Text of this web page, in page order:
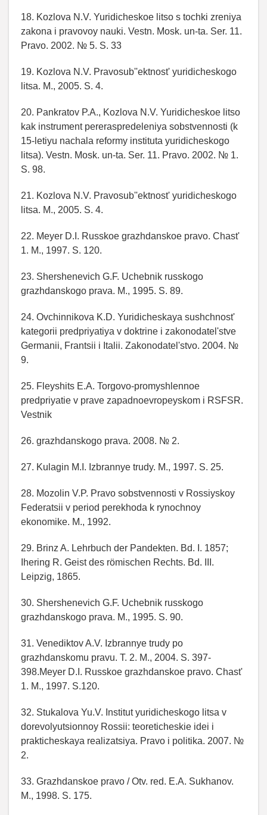
18. Kozlova N.V. Yuridicheskoe litso s tochki zreniya
zakona i pravovoy nauki. Vestn. Mosk. un-ta. Ser. 11.
Pravo. 2002. № 5. S. 33
19. Kozlova N.V. Pravosub''ektnost' yuridicheskogo
litsa. M., 2005. S. 4.
20. Pankratov P.A., Kozlova N.V. Yuridicheskoe litso
kak instrument pereraspredeleniya sobstvennosti (k
15-letiyu nachala reformy instituta yuridicheskogo
litsa). Vestn. Mosk. un-ta. Ser. 11. Pravo. 2002. № 1.
S. 98.
21. Kozlova N.V. Pravosub''ektnost' yuridicheskogo
litsa. M., 2005. S. 4.
22. Meyer D.I. Russkoe grazhdanskoe pravo. Chast'
1. M., 1997. S. 120.
23. Shershenevich G.F. Uchebnik russkogo
grazhdanskogo prava. M., 1995. S. 89.
24. Ovchinnikova K.D. Yuridicheskaya sushchnost'
kategorii predpriyatiya v doktrine i zakonodatel'stve
Germanii, Frantsii i Italii. Zakonodatel'stvo. 2004. №
9.
25. Fleyshits E.A. Torgovo-promyshlennoe
predpriyatie v prave zapadnoevropeyskom i RSFSR.
Vestnik
26. grazhdanskogo prava. 2008. № 2.
27. Kulagin M.I. Izbrannye trudy. M., 1997. S. 25.
28. Mozolin V.P. Pravo sobstvennosti v Rossiyskoy
Federatsii v period perekhoda k rynochnoy
ekonomike. M., 1992.
29. Brinz A. Lehrbuch der Pandekten. Bd. I. 1857;
Ihering R. Geist des römischen Rechts. Bd. III.
Leipzig, 1865.
30. Shershenevich G.F. Uchebnik russkogo
grazhdanskogo prava. M., 1995. S. 90.
31. Venediktov A.V. Izbrannye trudy po
grazhdanskomu pravu. T. 2. M., 2004. S. 397-
398.Meyer D.I. Russkoe grazhdanskoe pravo. Chast'
1. M., 1997. S.120.
32. Stukalova Yu.V. Institut yuridicheskogo litsa v
dorevolyutsionnoy Rossii: teoreticheskie idei i
prakticheskaya realizatsiya. Pravo i politika. 2007. №
2.
33. Grazhdanskoe pravo / Otv. red. E.A. Sukhanov.
M., 1998. S. 175.